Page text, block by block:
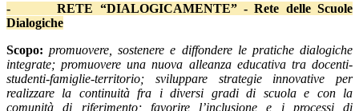
-RETE “DIALOGICAMENTE” - Rete delle Scuole
Dialogiche
Scopo: promuovere, sostenere e diffondere le pratiche dialogiche
integrate; promuovere una nuova alleanza educativa tra docenti-
studenti-famiglie-territorio; sviluppare strategie innovative per
realizzare la continuità fra i diversi gradi di scuola e con la
comunità di riferimento; favorire l’inclusione e i processi di